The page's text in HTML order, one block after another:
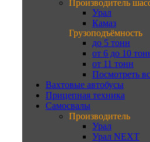
Производитель
Урал
Камаз
Грузоподъёмность
до 5 тонн
от 6 до 10
от 11 тонн
Посмотреть
Вахтовые автобусы
Прицепная техника
Самосвалы
Производитель
Урал
Урал NEXT